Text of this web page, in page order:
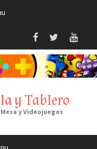
y Tablero
y Videojuegos